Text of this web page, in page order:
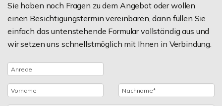
Sie haben noch Fragen zu dem Angebot oder wollen
einen Besichtigungstermin vereinbaren, dann füllen Sie
einfach das untenstehende Formular vollständig aus und
wir setzen uns schnellstmöglich mit Ihnen in Verbindung.